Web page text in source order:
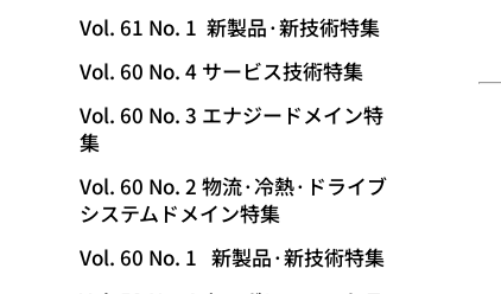
Vol. 61 No. 1 新製品·新技術特集
Vol. 60 No. 4 サービス技術特集
Vol. 60 No. 3 エナジードメイン特
集
Vol. 60 No. 2 物流·冷熱·ドライブ
システムドメイン特集
Vol. 60 No. 1 新製品·新技術特集